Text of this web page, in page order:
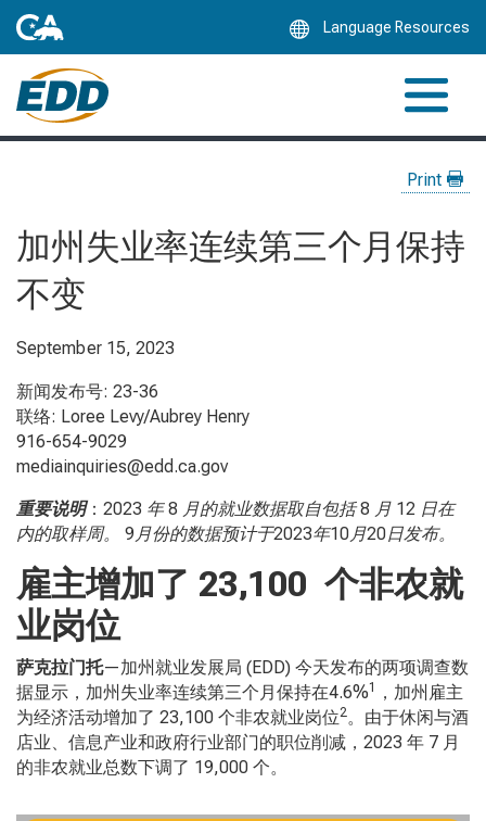
Language Resources
Print
加州失业率连续第三个月保持
不变
September 15, 2023
新闻发布号: 23-36
联络: Loree Levy/Aubrey Henry
916-654-9029
mediainquiries@edd.ca.gov
重要说明： 2023 年8 月的就业数据取自包括8 月 12 日在
内的取样周。 9 月份的数据预计于2023年10月20日发布。
雇主增加了 23,100 个非农就
业岗位
萨克拉门托—加州就业发展局 (EDD) 今天发布的两项调查数
据显示，加州失业率连续第三个月保持在4.6%1
，加州雇主
为经济活动增加了 23,100 个非农就业岗位2。由于休闲与酒
店业、信息产业和政府行业部门的职位削减，2023 年 7 月
的非农就业总数下调了 19,000 个。